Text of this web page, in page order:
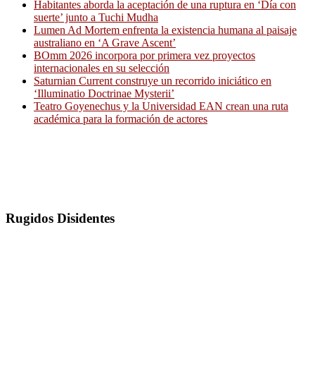
Habitantes aborda la aceptación de una ruptura en ‘Día con
suerte’ junto a Tuchi Mudha
Lumen Ad Mortem enfrenta la existencia humana al paisaje
australiano en ‘A Grave Ascent’
BOmm 2026 incorpora por primera vez proyectos
internacionales en su selección
Saturnian Current construye un recorrido iniciático en
‘Illuminatio Doctrinae Mysterii’
Teatro Goyenechus y la Universidad EAN crean una ruta
académica para la formación de actores
Rugidos Disidentes